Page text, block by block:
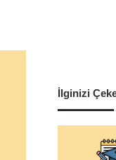
İlginizi